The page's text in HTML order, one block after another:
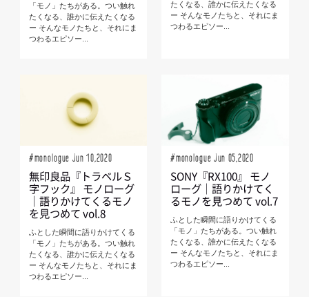
「モノ」たちがある。つい触れ
たくなる、誰かに伝えたくなる
ー そんなモノたちと、それにま
つわるエピソー...
たくなる、誰かに伝えたくなる
ー そんなモノたちと、それにま
つわるエピソー...
#monologue Jun 10,2020
無印良品『トラベルＳ
字フック』 モノローグ
｜語りかけてくるモノ
を見つめて vol.8
ふとした瞬間に語りかけてくる
「モノ」たちがある。つい触れ
たくなる、誰かに伝えたくなる
ー そんなモノたちと、それにま
つわるエピソー...
#monologue Jun 05,2020
SONY『RX100』 モノ
ローグ｜語りかけてく
るモノを見つめて vol.7
ふとした瞬間に語りかけてくる
「モノ」たちがある。つい触れ
たくなる、誰かに伝えたくなる
ー そんなモノたちと、それにま
つわるエピソー...